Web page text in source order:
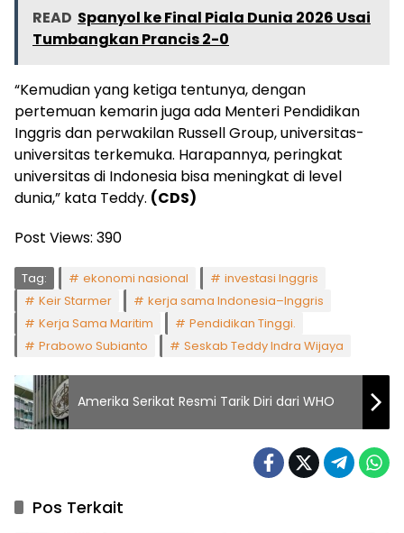
READ Spanyol ke Final Piala Dunia 2026 Usai
Tumbangkan Prancis 2-0
“Kemudian yang ketiga tentunya, dengan
pertemuan kemarin juga ada Menteri Pendidikan
Inggris dan perwakilan Russell Group, universitas-
universitas terkemuka. Harapannya, peringkat
universitas di Indonesia bisa meningkat di level
dunia,” kata Teddy. (CDS)
Post Views: 390
Tag: ekonomi nasional
investasi Inggris
Keir Starmer
kerja sama Indonesia–Inggris
Kerja Sama Maritim
Pendidikan Tinggi.
Prabowo Subianto
Seskab Teddy Indra Wijaya
Amerika Serikat Resmi Tarik Diri dari WHO
Pos Terkait